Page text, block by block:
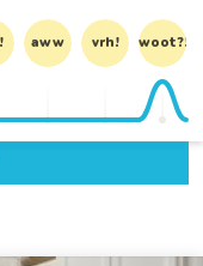
aww vrh! woot?!